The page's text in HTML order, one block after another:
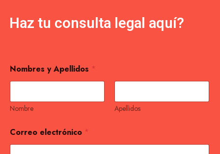
Haz tu consulta legal aquí?
Nombres y Apellidos *
Nombre Apellidos
Correo electrónico *